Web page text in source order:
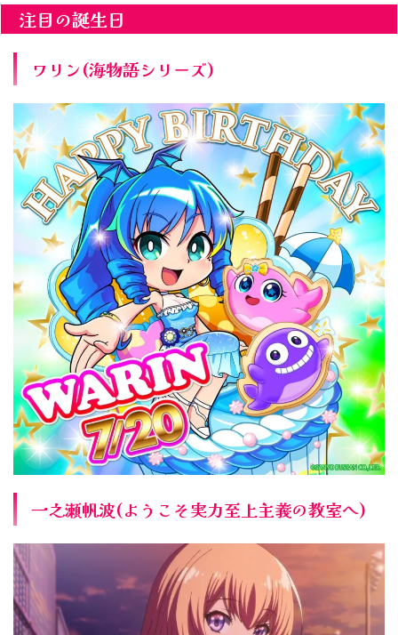
注目の誕生日
ワリン(海物語シリーズ)
一之瀬帆波(ようこそ実力至上主義の教室へ)